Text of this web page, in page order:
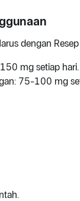
dengan
mg setiap hari.
75-100 mg